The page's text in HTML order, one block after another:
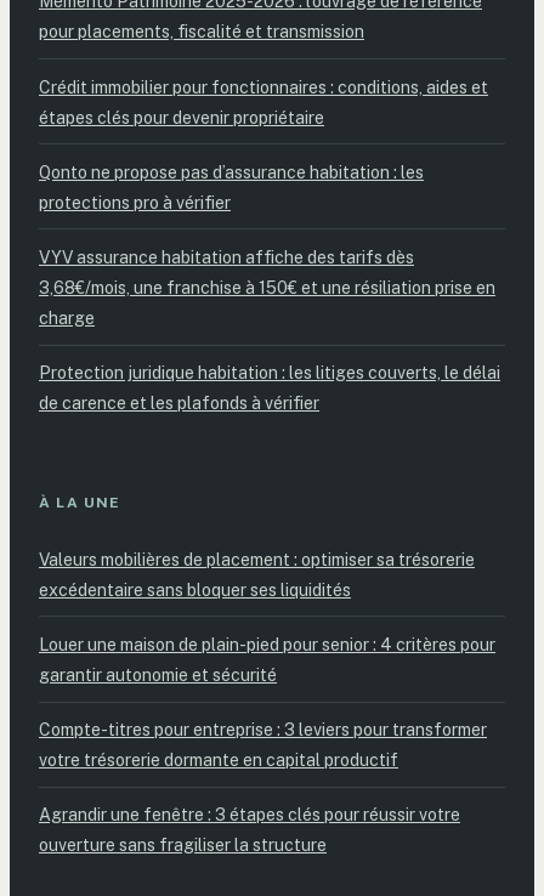
pour placements, fiscalité et transmission
Crédit immobilier pour fonctionnaires : conditions, aides et
étapes clés pour devenir propriétaire
Qonto ne propose pas d’assurance habitation : les
protections pro à vérifier
VYV assurance habitation affiche des tarifs dès
3,68€/mois, une franchise à 150€ et une résiliation prise en
charge
Protection juridique habitation : les litiges couverts, le délai
de carence et les plafonds à vérifier
À LA UNE
Valeurs mobilières de placement : optimiser sa trésorerie
excédentaire sans bloquer ses liquidités
Louer une maison de plain-pied pour senior : 4 critères pour
garantir autonomie et sécurité
Compte-titres pour entreprise : 3 leviers pour transformer
votre trésorerie dormante en capital productif
Agrandir une fenêtre : 3 étapes clés pour réussir votre
ouverture sans fragiliser la structure